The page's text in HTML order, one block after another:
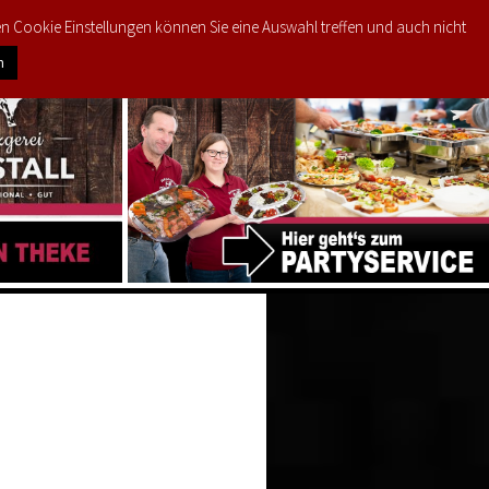
PRODUKTE MEIN KONTO €0,00 0
Cookie Einstellungen können Sie eine Auswahl treffen und auch nicht